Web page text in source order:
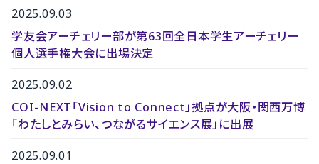
2025.09.03
学友会アーチェリー部が第63回全日本学生アーチェリー
個人選手権大会に出場決定
2025.09.02
COI-NEXT「Vision to Connect」拠点が大阪・関西万博
「わたしとみらい、つながるサイエンス展」に出展
2025.09.01